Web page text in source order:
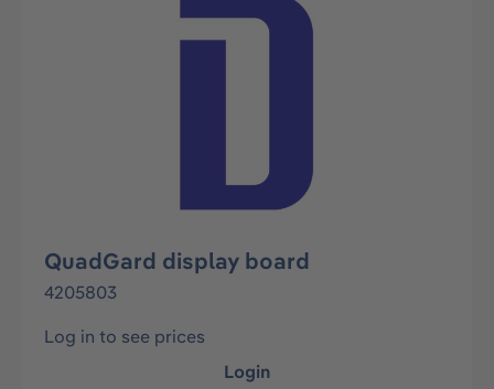
QuadGard display board
4205803
Log in to see prices
Login